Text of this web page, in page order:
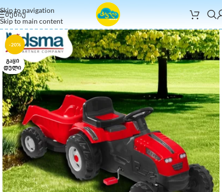
Skip to navigation
Skip to main content
ᲛᲔᲜᲘᲣ
-20%
ᲒᲐᲧᲘ
ᲓᲣᲚᲘ